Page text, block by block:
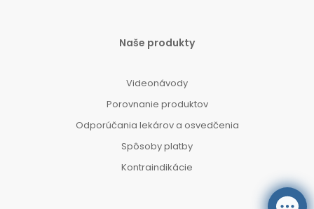
Naše produkty
Videonávody
Porovnanie produktov
Odporúčania lekárov a osvedčenia
Spôsoby platby
Kontraindikácie